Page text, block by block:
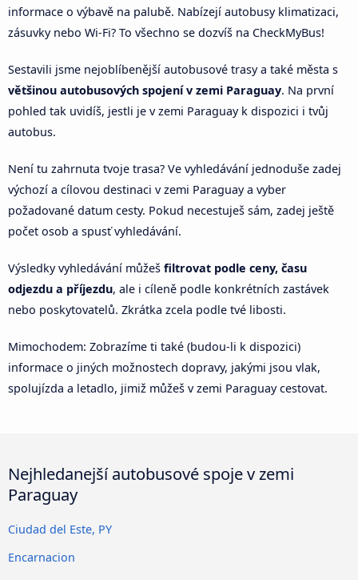
informace o výbavě na palubě. Nabízejí autobusy klimatizaci,
zásuvky nebo Wi-Fi? To všechno se dozvíš na CheckMyBus!
Sestavili jsme nejoblíbenější autobusové trasy a také města s
většinou autobusových spojení v zemi Paraguay. Na první
pohled tak uvidíš, jestli je v zemi Paraguay k dispozici i tvůj
autobus.
Není tu zahrnuta tvoje trasa? Ve vyhledávání jednoduše zadej
výchozí a cílovou destinaci v zemi Paraguay a vyber
požadované datum cesty. Pokud necestuješ sám, zadej ještě
počet osob a spusť vyhledávání.
Výsledky vyhledávání můžeš filtrovat podle ceny, času
odjezdu a příjezdu, ale i cíleně podle konkrétních zastávek
nebo poskytovatelů. Zkrátka zcela podle tvé libosti.
Mimochodem: Zobrazíme ti také (budou-li k dispozici)
informace o jiných možnostech dopravy, jakými jsou vlak,
spolujízda a letadlo, jimiž můžeš v zemi Paraguay cestovat.
Nejhledanejší autobusové spoje v zemi
Paraguay
Ciudad del Este, PY
Encarnacion